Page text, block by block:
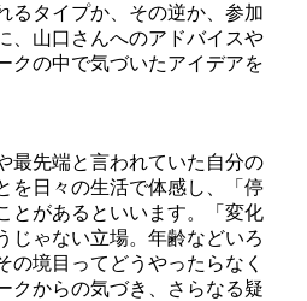
るタイプか、その逆か、参加
、山口さんへのアドバイスや
クの中で気づいたアイデアを
最先端と言われていた自分の
を日々の生活で体感し、「停
とがあるといいます。「変化
じゃない立場。年齢などいろ
の境目ってどうやったらなく
クからの気づき、さらなる疑